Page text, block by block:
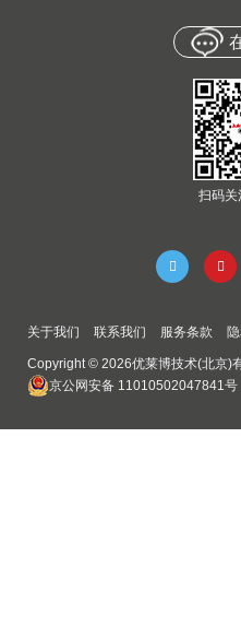
扫码关
关于我们 联系我们 服务条款
Copyright © 2026优莱博技术(北京)
京公网安备 11010502047841号